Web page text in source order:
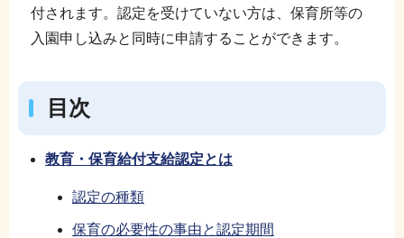
付されます。認定を受けていない方は、保育所等の
入園申し込みと同時に申請することができます。
目次
教育・保育給付支給認定とは
認定の種類
保育の必要性の事由と認定期間